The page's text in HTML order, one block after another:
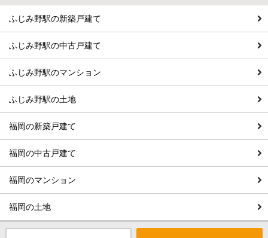
ふじみ野駅の新築戸建て
ふじみ野駅の中古戸建て
ふじみ野駅のマンション
ふじみ野駅の土地
福岡の新築戸建て
福岡の中古戸建て
福岡のマンション
福岡の土地